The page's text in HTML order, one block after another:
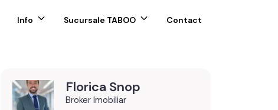
Info Sucursale TABOO Contact
Florica Snop
Broker Imobiliar